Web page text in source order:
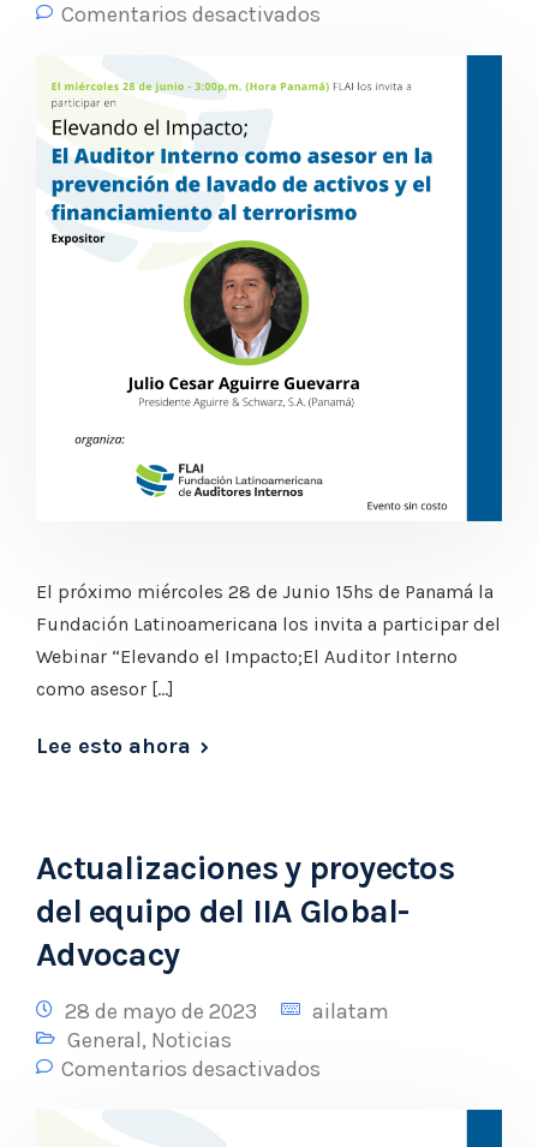
Comentarios desactivados
El próximo miércoles 28 de Junio 15hs de Panamá la
Fundación Latinoamericana los invita a participar del
Webinar “Elevando el Impacto;El Auditor Interno
como asesor […]
Lee esto ahora
Actualizaciones y proyectos
del equipo del IIA Global-
Advocacy
28 de mayo de 2023
ailatam
General, Noticias
Comentarios desactivados